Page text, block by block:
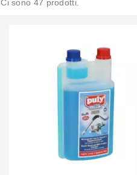
Ci sono 47 prodotti.